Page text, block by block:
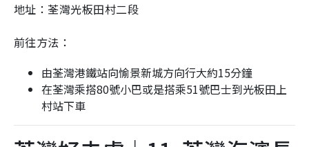
地址：荃灣光板田村二段
前往方法：
由荃灣港鐵站向愉景新城方向行大約15分鐘
在荃灣乘搭80號小巴或是搭乘51號巴士到光板田上
村站下車